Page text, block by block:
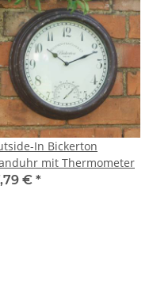
In Bickerton
mit Thermometer
€ *